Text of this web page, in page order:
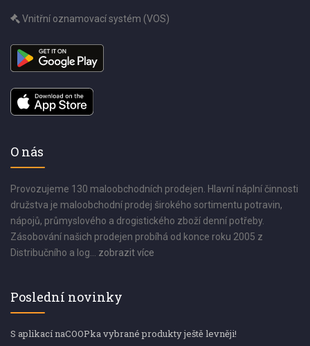
Vnitřní oznamovací systém (VOS)
O nás
Provozujeme 130 maloobchodních prodejen. Hlavní náplní činnosti
družstva je maloobchodní prodej širokého sortimentu potravin,
nápojů, průmyslového a drogistického zboží denní potřeby.
Zásobování našich prodejen probíhá od konce roku 2005 z
Distribučního a log... zobrazit více
Poslední novinky
S aplikací naCOOPka vybrané produkty ještě levněji!